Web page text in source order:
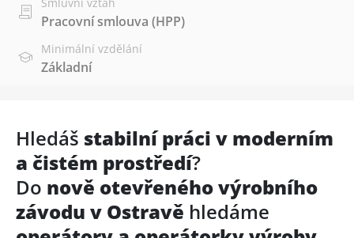
Pracovní smlouva (HPP)
Minimální vzdělání
Základní
Hledáš stabilní práci v moderním
a čistém prostředí?
Do nově otevřeného výrobního
závodu v Ostravě hledáme